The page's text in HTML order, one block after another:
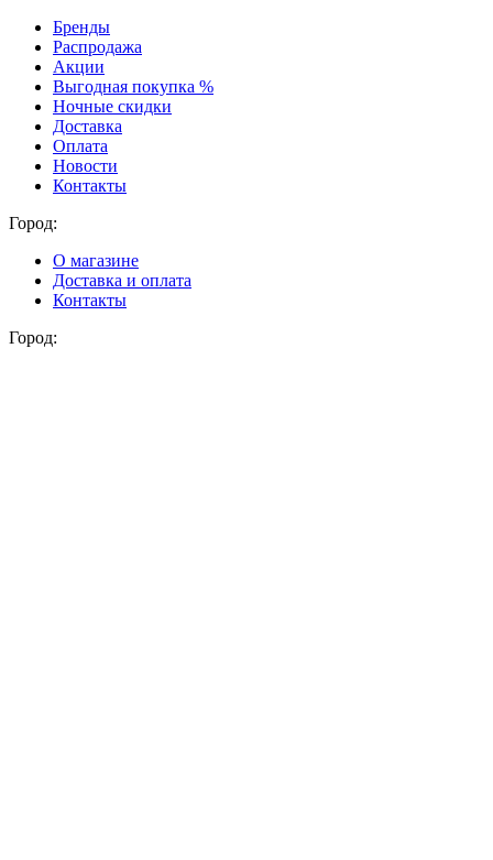
Бренды
Распродажа
Акции
Выгодная покупка %
Ночные скидки
Доставка
Оплата
Новости
Контакты
Город:
О магазине
Доставка и оплата
Контакты
Город: